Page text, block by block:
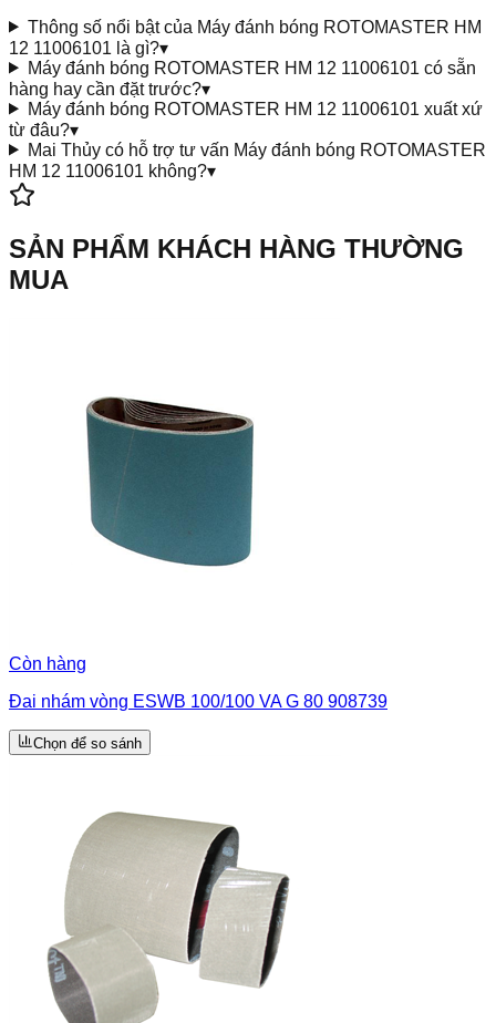
Thông số nổi bật của Máy đánh bóng ROTOMASTER HM
12 11006101 là gì?▾
Máy đánh bóng ROTOMASTER HM 12 11006101 có sẵn
hàng hay cần đặt trước?▾
Máy đánh bóng ROTOMASTER HM 12 11006101 xuất xứ
từ đâu?▾
Mai Thủy có hỗ trợ tư vấn Máy đánh bóng ROTOMASTER
HM 12 11006101 không?▾
SẢN PHẨM KHÁCH HÀNG THƯỜNG
MUA
Còn hàng
Đai nhám vòng ESWB 100/100 VA G 80 908739
Chọn để so sánh